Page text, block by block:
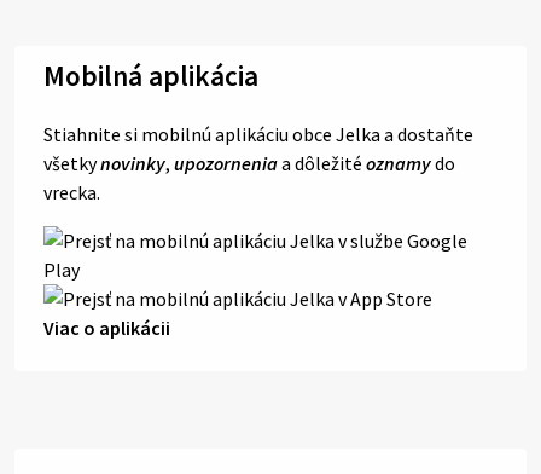
Mobilná aplikácia
Stiahnite si mobilnú aplikáciu obce Jelka a dostaňte
všetkynovinky, upozorneniaa dôležité oznamydo
vrecka.
Viac o aplikácii